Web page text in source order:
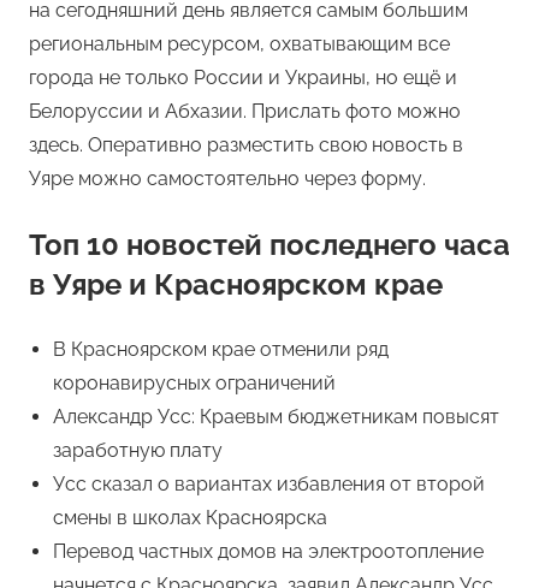
на сегодняшний день является самым большим
региональным ресурсом, охватывающим все
города не только России и Украины, но ещё и
Белоруссии и Абхазии. Прислать фото можно
здесь. Оперативно разместить свою новость в
Уяре можно самостоятельно через форму.
Топ 10 новостей последнего часа
в Уяре и Красноярском крае
В Красноярском крае отменили ряд
коронавирусных ограничений
Александр Усс: Краевым бюджетникам повысят
заработную плату
Усс сказал о вариантах избавления от второй
смены в школах Красноярска
Перевод частных домов на электроотопление